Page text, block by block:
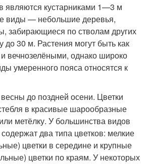
являются кустарниками 1—3 м
виды — небольшие деревья,
забирающиеся по стволам других
до 30 м. Растения могут быть как
вечнозелёными, однако широко
умеренного пояса относятся к
весны до поздней осени. Цветки
в красивые шарообразные
метёлку. У большинства видов
два типа цветков: мелкие
цветки в середине и крупные
цветки по краям. У некоторых